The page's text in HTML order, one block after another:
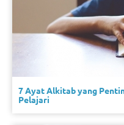
7 Ayat Alkitab yang
Pelajari